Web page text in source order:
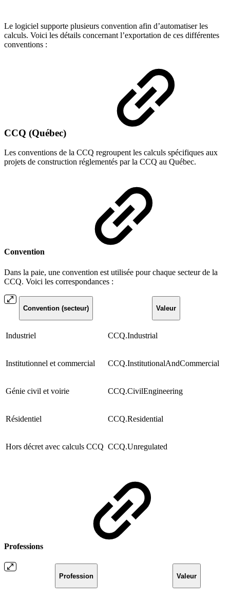
Le logiciel supporte plusieurs convention afin d’automatiser les
calculs. Voici les détails concernant l’exportation de ces différentes
conventions :
CCQ (Québec)
Les conventions de la CCQ regroupent les calculs spécifiques aux
projets de construction réglementés par la CCQ au Québec.
Convention
Dans la paie, une convention est utilisée pour chaque secteur de la
CCQ. Voici les correspondances :
Convention (secteur) Valeur
Industriel CCQ.Industrial
Institutionnel et commercial CCQ.InstitutionalAndCommercial
Génie civil et voirie CCQ.CivilEngineering
Résidentiel CCQ.Residential
Hors décret avec calculs CCQ CCQ.Unregulated
Professions
Profession Valeur